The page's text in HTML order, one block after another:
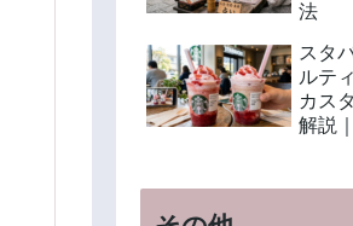
法
スタ
ルテ
カス
解説